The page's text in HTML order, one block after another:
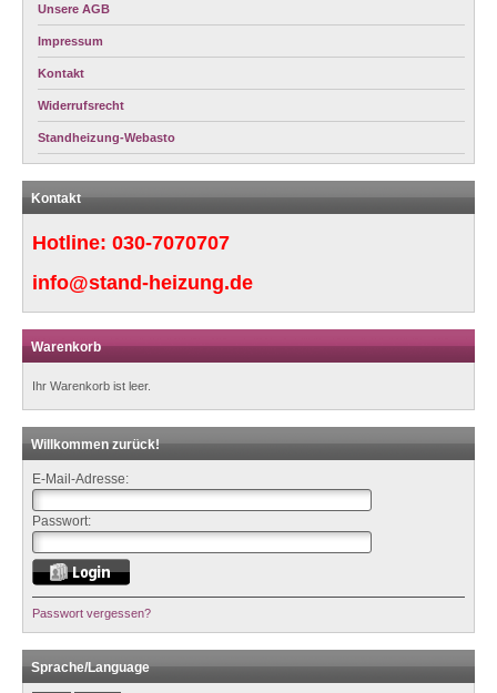
Unsere AGB
Impressum
Kontakt
Widerrufsrecht
Standheizung-Webasto
Kontakt
Hotline: 030-7070707
info@stand-heizung.de
Warenkorb
Ihr Warenkorb ist leer.
Willkommen zurück!
E-Mail-Adresse:
Passwort:
Passwort vergessen?
Sprache/Language